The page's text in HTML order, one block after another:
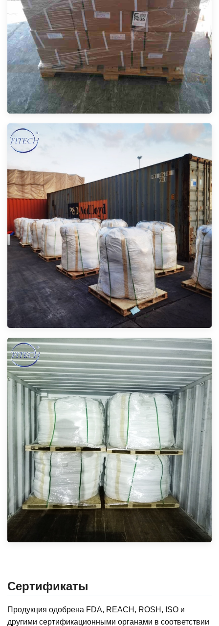
Сертификаты
Продукция одобрена FDA, REACH, ROSH, ISO и
другими сертификационными органами в соответствии